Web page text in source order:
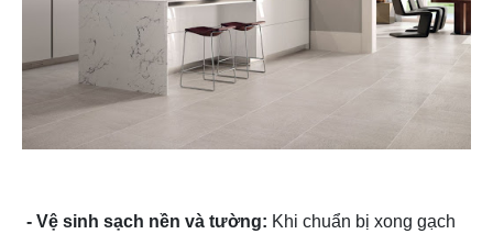
- Vệ sinh sạch nền và tường: Khi chuẩn bị xong gạch